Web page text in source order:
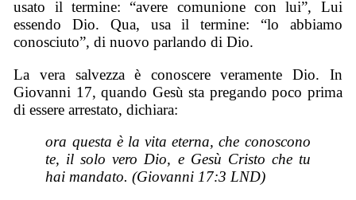
usato il termine: “avere comunione con lui”, Lui
essendo Dio. Qua, usa il termine: “lo abbiamo
conosciuto”, di nuovo parlando di Dio.
La vera salvezza è conoscere veramente Dio. In
Giovanni 17, quando Gesù sta pregando poco prima
di essere arrestato, dichiara:
ora questa è la vita eterna, che conoscono
te, il solo vero Dio, e Gesù Cristo che tu
hai mandato. (Giovanni 17:3 LND)